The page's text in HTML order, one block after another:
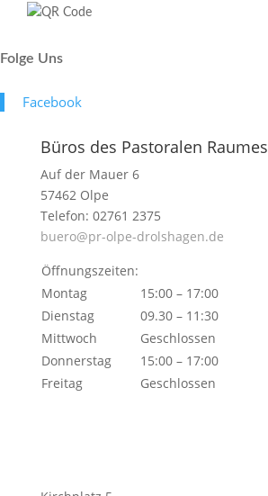
Folge Uns
Face­book
Büros des Pastoralen Raumes
Auf der Mauer 6
57462 Olpe
Telefon: 02761 2375
buero@pr-olpe-drolshagen.de
Öffnungszeiten:
Montag
15:00 – 17:00
Dienstag
09.30 – 11:30
Mittwoch
Geschlossen
Donnerstag
15:00 – 17:00
Freitag
Geschlossen